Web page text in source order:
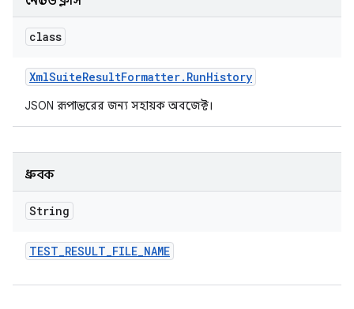
class
XmlSuiteResultFormatter. RunHistory
JSON রূপান্তরের জন্য সহায়ক অবজেক্ট।
ধ্রুবক
String
TEST_RESULT_FILE_NAME